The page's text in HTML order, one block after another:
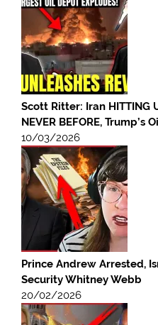
Scott Ritter: Iran HITTING
NEVER BEFORE, Trump’s
10/03/2026
Prince Andrew Arrested,
Security Whitney Webb
20/02/2026